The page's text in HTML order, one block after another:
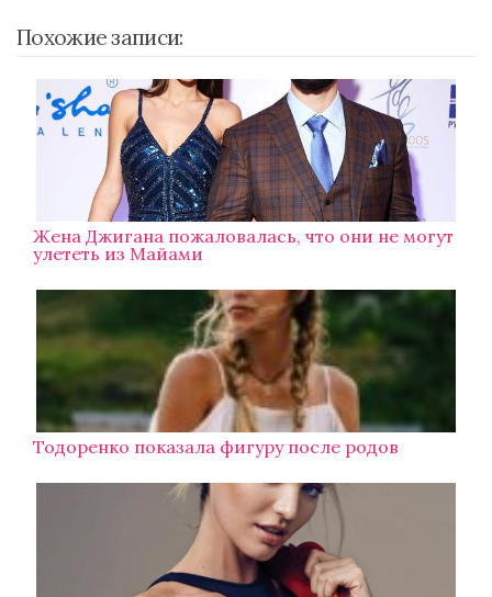
Похожие записи:
Жена Джигана пожаловалась, что они не могут
улететь из Майами
Тодоренко показала фигуру после родов